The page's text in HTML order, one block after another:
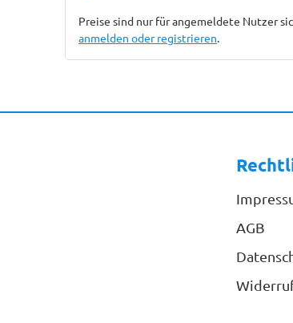
Preise sind nur für angemeldete Nutzer
anmelden oder registrieren.
AGB